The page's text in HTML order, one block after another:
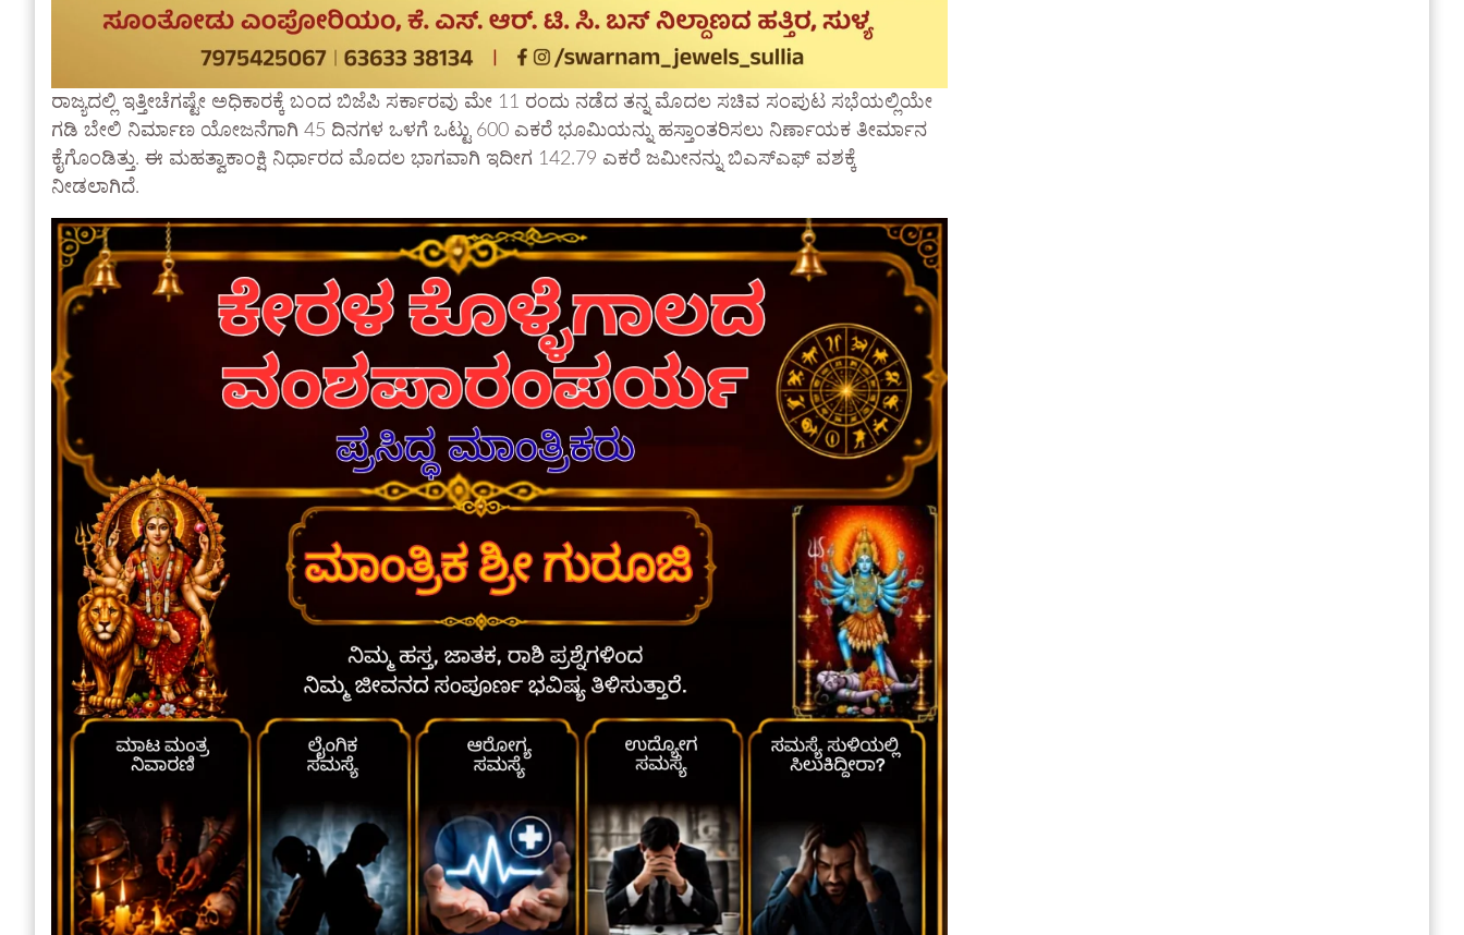
ರಾಜ್ಯದಲ್ಲಿ ಇತ್ತೀಚೆಗಷ್ಟೇ ಅಧಿಕಾರಕ್ಕೆ ಬಂದ ಬಿಜೆಪಿ ಸರ್ಕಾರವು ಮೇ 11 ರಂದು ನಡೆದ ತನ್ನ ಮೊದಲ ಸಚಿವ ಸಂಪುಟ ಸಭೆಯಲ್ಲಿಯೇ
ಗಡಿ ಬೇಲಿ ನಿರ್ಮಾಣ ಯೋಜನೆಗಾಗಿ 45 ದಿನಗಳ ಒಳಗೆ ಒಟ್ಟು 600 ಎಕರೆ ಭೂಮಿಯನ್ನು ಹಸ್ತಾಂತರಿಸಲು ನಿರ್ಣಾಯಕ ತೀರ್ಮಾನ
ಕೈಗೊಂಡಿತ್ತು. ಈ ಮಹತ್ವಾಕಾಂಕ್ಷಿ ನಿರ್ಧಾರದ ಮೊದಲ ಭಾಗವಾಗಿ ಇದೀಗ 142.79 ಎಕರೆ ಜಮೀನನ್ನು ಬಿಎಸ್‌ಎಫ್ ವಶಕ್ಕೆ
ನೀಡಲಾಗಿದೆ.